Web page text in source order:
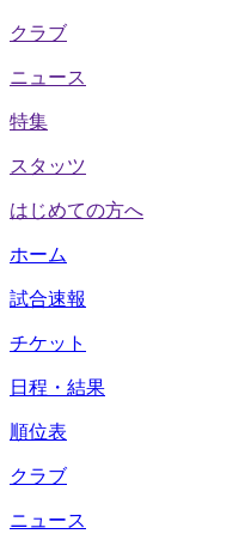
クラブ
ニュース
特集
スタッツ
はじめての方へ
ホーム
試合速報
チケット
日程・結果
順位表
クラブ
ニュース